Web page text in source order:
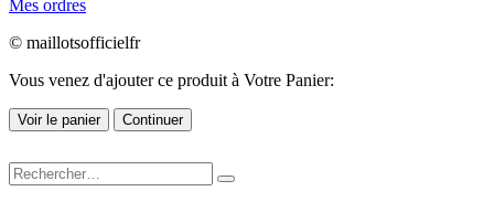
Mes ordres
© maillotsofficielfr
Vous venez d'ajouter ce produit à Votre Panier:
Voir le panier Continuer